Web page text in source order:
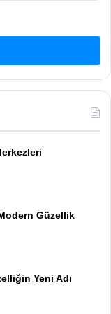
Güzellik
Yeni Adı